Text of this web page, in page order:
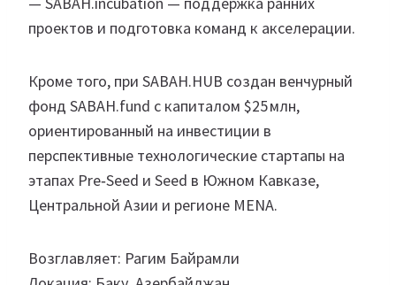
проектов и подготовка команд к акселерации.
Кроме того, при SABAH.HUB создан венчурный
фонд SABAH.fund с капиталом $25 млн,
ориентированный на инвестиции в
перспективные технологические стартапы на
этапах Pre‑Seed и Seed в Южном Кавказе,
Центральной Азии и регионе MENA.
Возглавляет: Рагим Байрамли